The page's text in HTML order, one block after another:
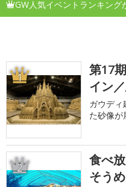
GW人気イベントランキング
1
第17
イン
ガウディ
た砂像が
2
食べ
そう